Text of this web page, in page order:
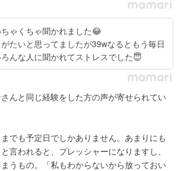
ゃくちゃ聞かれました😂
たいと思ってましたが39wなるともう毎日
んな人に聞かれてストレスでした😇
んと同じ経験をした方の声が寄せられてい
でも予定日でしかありません。あまりにも
言われると、プレッシャーになりますし、
うもの。「私もわからないから放っておい